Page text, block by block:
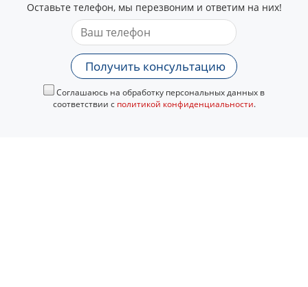
Оставьте телефон, мы перезвоним и ответим на них!
Получить консультацию
Соглашаюсь на обработку персональных данных в
соответствии с политикой конфиденциальности.